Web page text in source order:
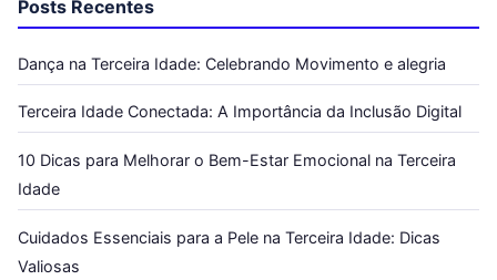
Posts Recentes
Dança na Terceira Idade: Celebrando Movimento e alegria
Terceira Idade Conectada: A Importância da Inclusão Digital
10 Dicas para Melhorar o Bem-Estar Emocional na Terceira
Idade
Cuidados Essenciais para a Pele na Terceira Idade: Dicas
Valiosas